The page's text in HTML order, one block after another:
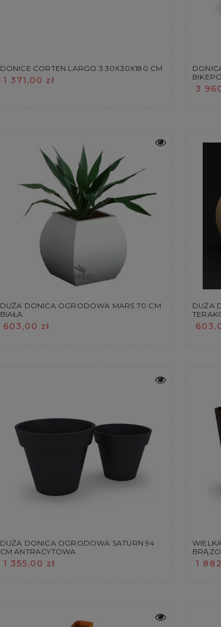
DONICE CORTEN LARGO 3 30X30X180 CM
1 371,00 zł
3
DUŻA DONICA OGRODOWA MARS 70 CM
BIAŁA
603,00 zł
DUŻA
DUŻA DONICA OGRODOWA SATURN 94
CM ANTRACYTOWA
1 355,00 zł 1